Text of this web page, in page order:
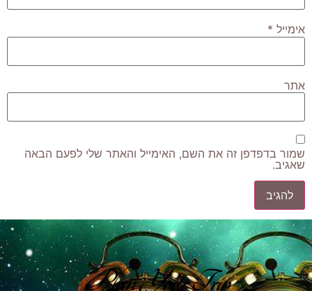
אימייל *
אתר
שמור בדפדפן זה את השם, האימייל והאתר שלי לפעם הבאה
שאגיב.
Plan Your Trip